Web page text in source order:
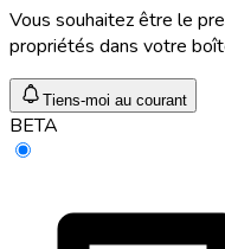
Vous souhaitez être le
propriétés dans votre
Tiens-moi au courant
BETA